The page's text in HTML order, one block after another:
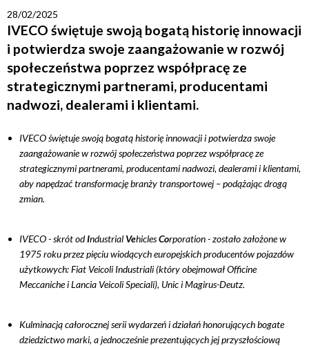
28/02/2025
IVECO świętuje swoją bogatą historię innowacji
i potwierdza swoje zaangażowanie w rozwój
społeczeństwa poprzez współpracę ze
strategicznymi partnerami, producentami
nadwozi, dealerami i klientami.
IVECO świętuje swoją bogatą historię innowacji i potwierdza swoje
zaangażowanie w rozwój społeczeństwa poprzez współpracę ze
strategicznymi partnerami, producentami nadwozi, dealerami i klientami,
aby napędzać transformację branży transportowej – podążając drogą
zmian.
IVECO - skrót odIndustrial VehiclesCorporation - zostało założone w
1975 roku przez pięciu wiodących europejskich producentów pojazdów
użytkowych: Fiat Veicoli Industriali (który obejmował Officine
Meccaniche i Lancia Veicoli Speciali), Unic i Magirus-Deutz.
Kulminacją całorocznej serii wydarzeń i działań honorujących bogate
dziedzictwo marki, a jednocześnie prezentujących jej przyszłościową